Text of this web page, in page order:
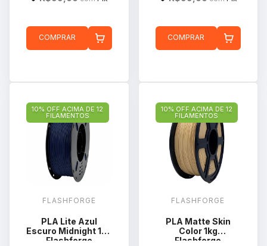
COMPRAR COMPRAR
10% OFF ACIMA DE 12
FILAMENTOS
FLASHFORGE
PLA Lite Azul
Escuro Midnight 1kg
Flashforge
10% OFF ACIMA DE 12
FILAMENTOS
FLASHFORGE
PLA Matte Skin
Color 1kg
Flashforge